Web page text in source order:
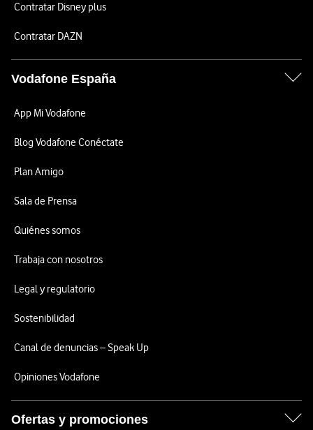
Contratar Disney plus
Contratar DAZN
Vodafone España
App Mi Vodafone
Blog Vodafone Conéctate
Plan Amigo
Sala de Prensa
Quiénes somos
Trabaja con nosotros
Legal y regulatorio
Sostenibilidad
Canal de denuncias – Speak Up
Opiniones Vodafone
Ofertas y promociones